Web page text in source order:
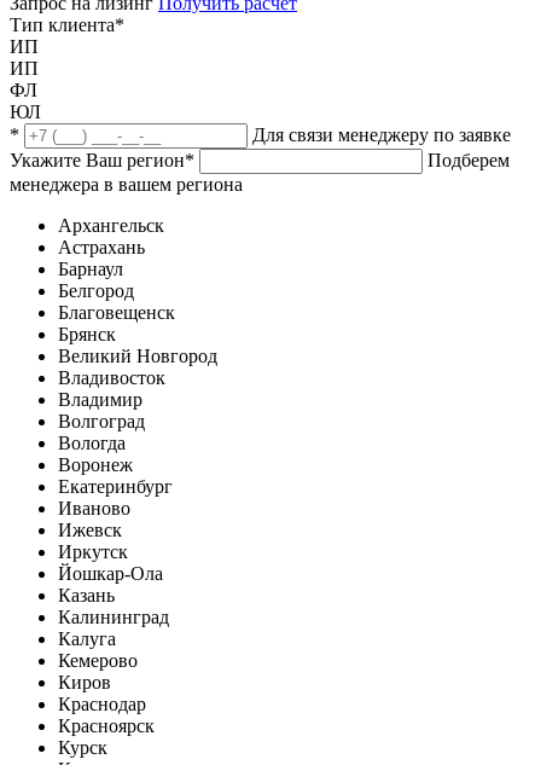
Тип клиента*
ИП
ИП
ФЛ
ЮЛ
*
Для связи менеджеру по заявке
Укажите Ваш регион*
Подберем
менеджера в вашем региона
Архангельск
Астрахань
Барнаул
Белгород
Благовещенск
Брянск
Великий Новгород
Владивосток
Владимир
Волгоград
Вологда
Воронеж
Екатеринбург
Иваново
Ижевск
Иркутск
Йошкар-Ола
Казань
Калининград
Калуга
Кемерово
Киров
Краснодар
Красноярск
Курск